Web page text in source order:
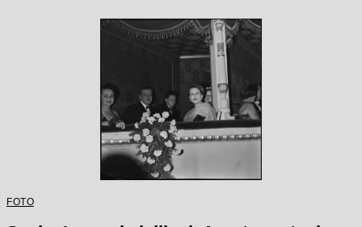
FOTO